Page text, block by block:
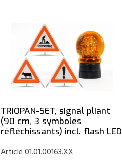
TRIOPAN-SET, signal pliant
(90 cm, 3 symboles
réfléchissants) incl. flash LED
Article 01.01.00163.XX